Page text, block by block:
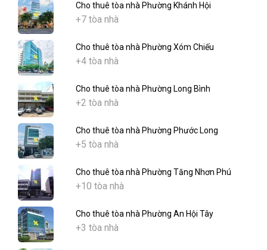
Cho thuê tòa nhà Phường Khánh Hội
+7 tòa nhà
Cho thuê tòa nhà Phường Xóm Chiếu
+4 tòa nhà
Cho thuê tòa nhà Phường Long Bình
+2 tòa nhà
Cho thuê tòa nhà Phường Phước Long
+5 tòa nhà
Cho thuê tòa nhà Phường Tăng Nhơn Phú
+10 tòa nhà
Cho thuê tòa nhà Phường An Hội Tây
+3 tòa nhà